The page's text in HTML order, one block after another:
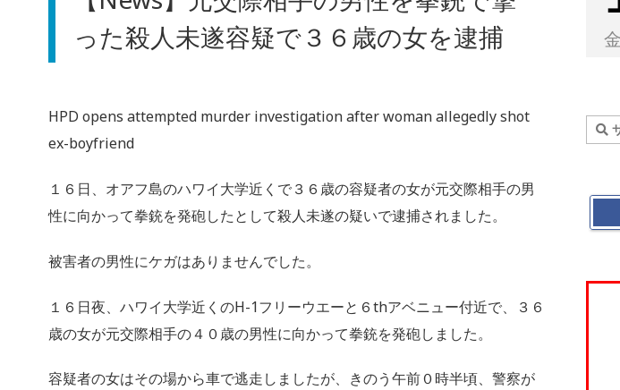
った殺人未遂容疑で３６歳の女を逮捕
HPD opens attempted murder investigation after woman allegedly shot
ex-boyfriend
１６日、オアフ島のハワイ大学近くで３６歳の容疑者の女が元交際相手の男
性に向かって拳銃を発砲したとして殺人未遂の疑いで逮捕されました。
被害者の男性にケガはありませんでした。
１６日夜、ハワイ大学近くのH-1フリーウエーと６thアベニュー付近で、３６
歳の女が元交際相手の４０歳の男性に向かって拳銃を発砲しました。
容疑者の女はその場から車で逃走しましたが、きのう午前０時半頃、警察が